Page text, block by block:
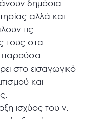
δημόσια
αλλά και
τις
τους στα
παρούσα
στο εισαγωγικό
και
ισχύος του ν.